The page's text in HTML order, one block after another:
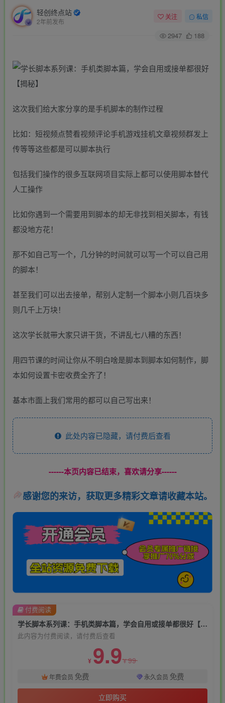
轻创终点站
2年前发布
关注 私信
2947 188
这次我们给大家分享的是手机脚本的制作过程
比如：短视频点赞看视频评论手机游戏挂机文章视频群发上
传等等这些都是可以脚本执行
包括我们操作的很多互联网项目实际上都可以使用脚本替代
人工操作
比如你遇到一个需要用到脚本的却无非找到相关脚本，有钱
都没地方花！
那不如自己写一个，几分钟的时间就可以写一个可以自己用
的脚本！
甚至我们可以出去接单，帮别人定制一个脚本小则几百块多
则几千上万块！
这次学长就带大家只讲干货，不讲乱七八糟的东西！
用四节课的时间让你从不明白啥是脚本到脚本如何制作，脚
本如何设置卡密收费全齐了！
基本市面上我们常用的都可以自己写出来！
此处内容已隐藏，请付费后查看
------本页内容已结束，喜欢请分享------
感谢您的来访，获取更多精彩文章请收藏本站。
学长脚本系列课：手机类脚本篇，学会自用或接单都很好【揭秘】
此内容为付费阅读，请付费后查看
¥ 9.9¥99
年费会员 免费 永久会员 免费
立即购买
付费阅读